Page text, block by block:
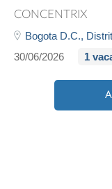
CONCENTRIX
Bogota D.C.,
30/06/2026
1